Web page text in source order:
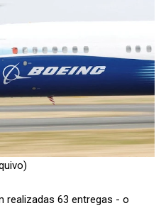
realizadas 63 entregas - o